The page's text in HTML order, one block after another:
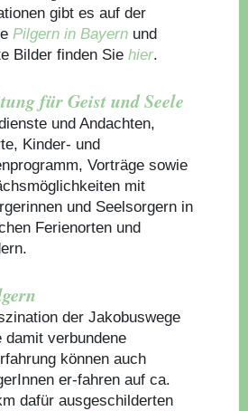
gibt es auf der
Pilgern in Bayern und
Bilder finden Sie hier.
für Geist und Seele
und Andachten,
Kinder- und
Vorträge sowie
mit
und Seelsorgern in
Ferienorten und
der Jakobuswege
damit verbundene
können auch
er-fahren auf ca.
dafür ausgeschilderten